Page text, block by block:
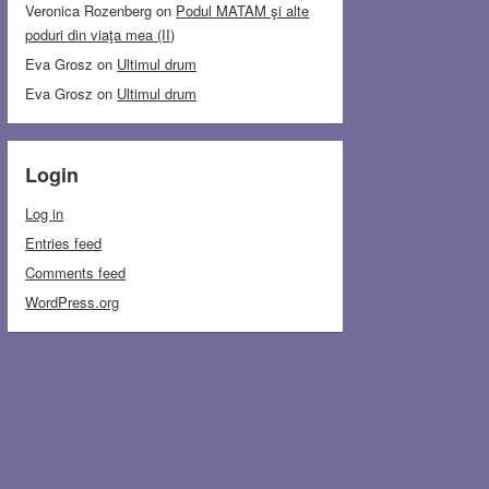
Veronica Rozenberg on Podul MATAM şi alte
poduri din viaţa mea (II)
Eva Grosz on Ultimul drum
Eva Grosz on Ultimul drum
Login
Log in
Entries feed
Comments feed
WordPress.org